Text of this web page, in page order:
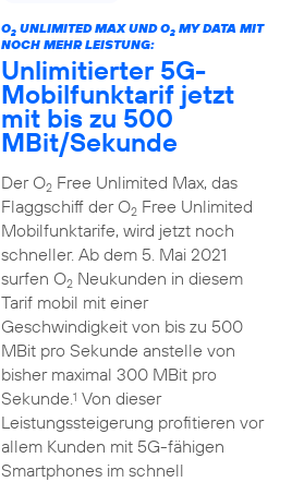
O2UNLIMITED MAX UND O2MY DATA MIT
NOCH MEHR LEISTUNG:
Unlimitierter 5G-
Mobilfunktarif jetzt
mit bis zu 500
MBit/Sekunde
Der O2Free Unlimited Max, das
Flaggschiff der O2Free Unlimited
Mobilfunktarife, wird jetzt noch
schneller. Ab dem 5. Mai 2021
surfen O2Neukunden in diesem
Tarif mobil mit einer
Geschwindigkeit von bis zu 500
MBit pro Sekunde anstelle von
bisher maximal 300 MBit pro
Sekunde.1 Von dieser
Leistungssteigerung profitieren vor
allem Kunden mit 5G-fähigen
Smartphones im schnell